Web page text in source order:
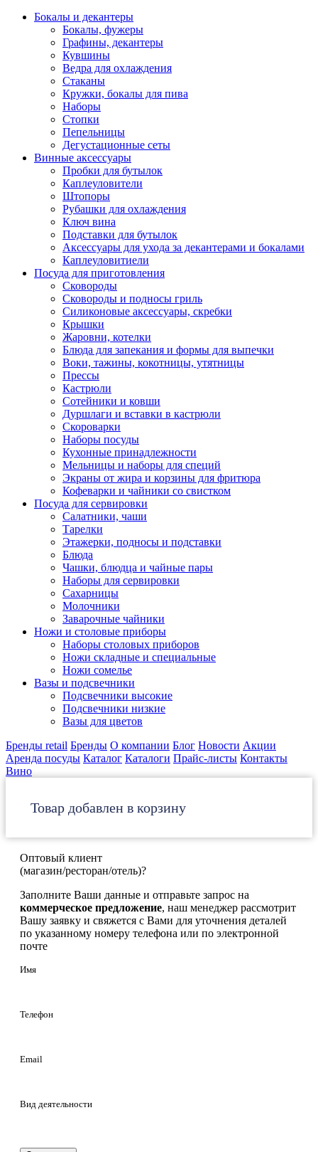
Бокалы и декантеры
Бокалы, фужеры
Графины, декантеры
Кувшины
Ведра для охлаждения
Стаканы
Кружки, бокалы для пива
Наборы
Стопки
Пепельницы
Дегустационные сеты
Винные аксессуары
Пробки для бутылок
Каплеуловители
Штопоры
Рубашки для охлаждения
Ключ вина
Подставки для бутылок
Аксессуары для ухода за декантерами и бокалами
Каплеуловитиели
Посуда для приготовления
Сковороды
Сковороды и подносы гриль
Силиконовые аксессуары, скребки
Крышки
Жаровни, котелки
Блюда для запекания и формы для выпечки
Воки, тажины, кокотницы, утятницы
Прессы
Кастрюли
Сотейники и ковши
Дуршлаги и вставки в кастрюли
Скороварки
Наборы посуды
Кухонные принадлежности
Мельницы и наборы для специй
Экраны от жира и корзины для фритюра
Кофеварки и чайники со свистком
Посуда для сервировки
Салатники, чаши
Тарелки
Этажерки, подносы и подставки
Блюда
Чашки, блюдца и чайные пары
Наборы для сервировки
Сахарницы
Молочники
Заварочные чайники
Ножи и столовые приборы
Наборы столовых приборов
Ножи складные и специальные
Ножи сомелье
Вазы и подсвечники
Подсвечники высокие
Подсвечники низкие
Вазы для цветов
Бренды retail Бренды О компании Блог Новости Акции
Аренда посуды Каталог Каталоги Прайс-листы Контакты
Вино
Товар добавлен в корзину
Оптовый клиент
(магазин/ресторан/отель)?
Заполните Ваши данные и отправьте запрос на
коммерческое предложение, наш менеджер рассмотрит
Вашу заявку и свяжется с Вами для уточнения деталей
по указанному номеру телефона или по электронной
почте
Имя
Телефон
Email
Вид деятельности